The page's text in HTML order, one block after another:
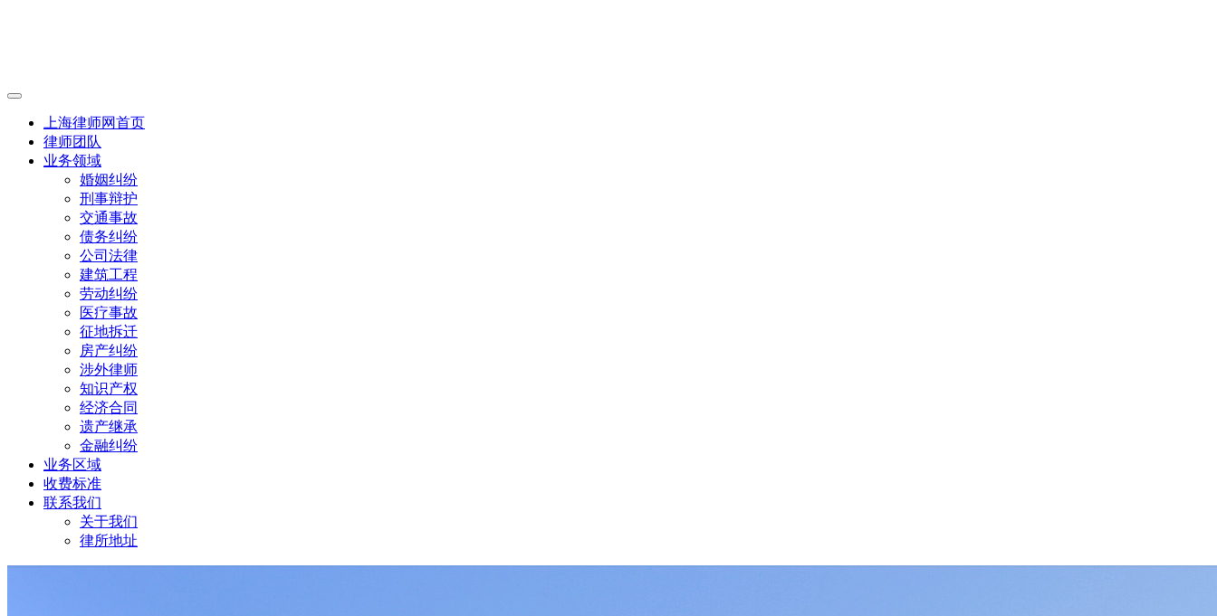
上海律师网首页
律师团队
业务领域
婚姻纠纷
刑事辩护
交通事故
债务纠纷
公司法律
建筑工程
劳动纠纷
医疗事故
征地拆迁
房产纠纷
涉外律师
知识产权
经济合同
遗产继承
金融纠纷
业务区域
收费标准
联系我们
关于我们
律所地址